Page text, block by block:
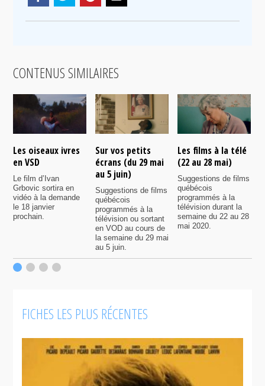
CONTENUS SIMILAIRES
Les oiseaux ivres
en VSD
Le film d’Ivan
Grbovic sortira en
vidéo à la demande
le 18 janvier
prochain.
Sur vos petits
écrans (du 29 mai
au 5 juin)
Suggestions de films
québécois
programmés à la
télévision ou sortant
en VOD au cours de
la semaine du 29 mai
au 5 juin.
Les films à la télé
(22 au 28 mai)
Suggestions de films
québécois
programmés à la
télévision durant la
semaine du 22 au 28
mai 2020.
FICHES LES PLUS RÉCENTES